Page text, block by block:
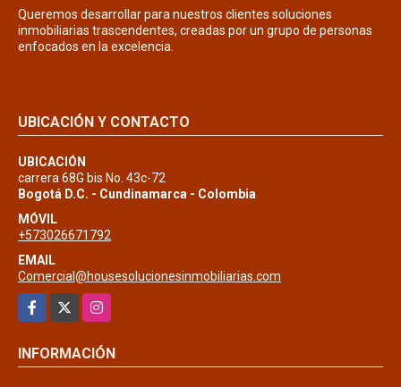
Queremos desarrollar para nuestros clientes soluciones
inmobiliarias trascendentes, creadas por un grupo de personas
enfocados en la excelencia.
UBICACIÓN Y CONTACTO
UBICACIÓN
carrera 68G bis No. 43c-72
Bogotá D.C. - Cundinamarca - Colombia
MÓVIL
+573026671792
EMAIL
Comercial@housesolucionesinmobiliarias.com
Facebook
Instagram
INFORMACIÓN